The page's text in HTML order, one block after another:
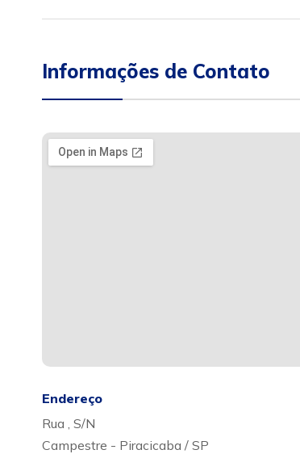
Informações de Contato
Endereço
Rua , S/N
Campestre - Piracicaba / SP